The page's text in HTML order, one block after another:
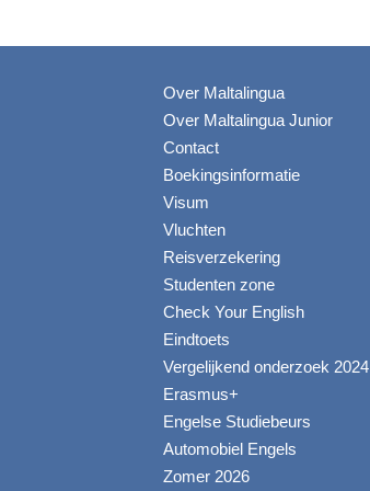
Over Maltalingua
Over Maltalingua Junior
Contact
Boekingsinformatie
Visum
Vluchten
Reisverzekering
Studenten zone
Check Your English
Eindtoets
Vergelijkend onderzoek 2024
Erasmus+
Engelse Studiebeurs
Automobiel Engels
Zomer 2026